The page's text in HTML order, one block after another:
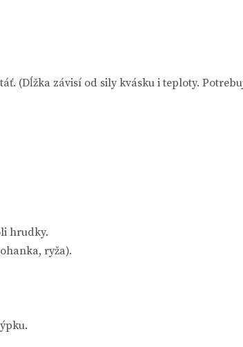
závisí od sily kvásku i teploty.
hrudky.
ryža).